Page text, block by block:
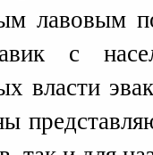
лавовым
с
власти